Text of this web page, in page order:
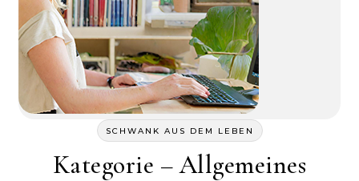
SCHWANK AUS DEM LEBEN
Kategorie – Allgemeines